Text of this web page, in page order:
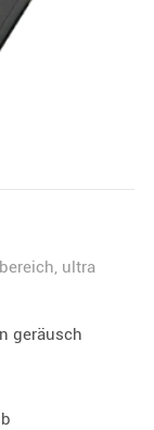
ultra
geräusch